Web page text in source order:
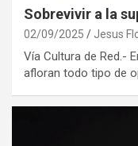
Sobrevivir a la
02/09/2025 Jesus
Vía Cultura de Red.-
afloran todo tipo de